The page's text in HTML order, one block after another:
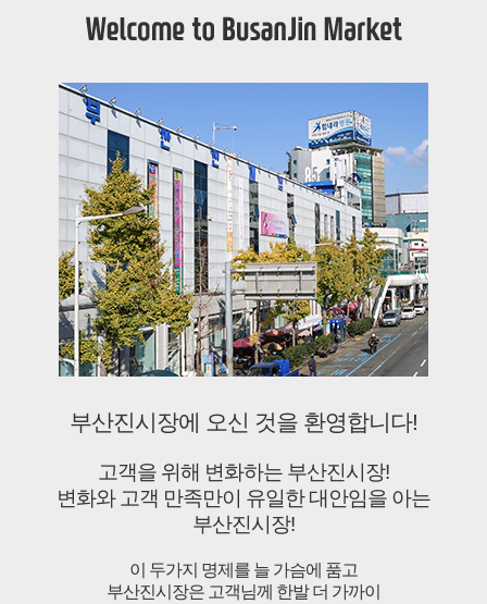
부산진시장에 오신 것을 환영합니다!
고객을 위해 변화하는 부산진시장!
변화와 고객 만족만이 유일한 대안임을 아는
부산진시장!
이 두가지 명제를 늘 가슴에 품고
부산진시장은 고객님께 한발 더 가까이